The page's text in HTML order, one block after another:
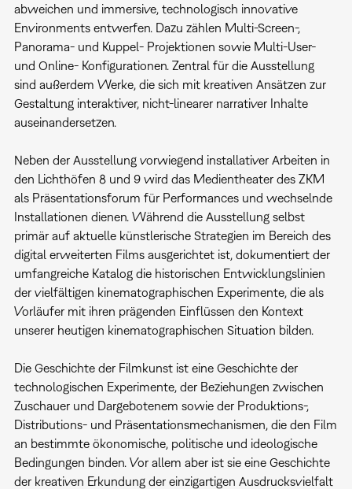
abweichen und immersive, technologisch innovative
Environments entwerfen. Dazu zählen Multi-Screen-,
Panorama- und Kuppel- Projektionen sowie Multi-User-
und Online- Konfigurationen. Zentral für die Ausstellung
sind außerdem Werke, die sich mit kreativen Ansätzen zur
Gestaltung interaktiver, nicht-linearer narrativer Inhalte
auseinandersetzen.
Neben der Ausstellung vorwiegend installativer Arbeiten in
den Lichthöfen 8 und 9 wird das Medientheater des ZKM
als Präsentationsforum für Performances und wechselnde
Installationen dienen. Während die Ausstellung selbst
primär auf aktuelle künstlerische Strategien im Bereich des
digital erweiterten Films ausgerichtet ist, dokumentiert der
umfangreiche Katalog die historischen Entwicklungslinien
der vielfältigen kinematographischen Experimente, die als
Vorläufer mit ihren prägenden Einflüssen den Kontext
unserer heutigen kinematographischen Situation bilden.
Die Geschichte der Filmkunst ist eine Geschichte der
technologischen Experimente, der Beziehungen zwischen
Zuschauer und Dargebotenem sowie der Produktions-,
Distributions- und Präsentationsmechanismen, die den Film
an bestimmte ökonomische, politische und ideologische
Bedingungen binden. Vor allem aber ist sie eine Geschichte
der kreativen Erkundung der einzigartigen Ausdrucksvielfalt